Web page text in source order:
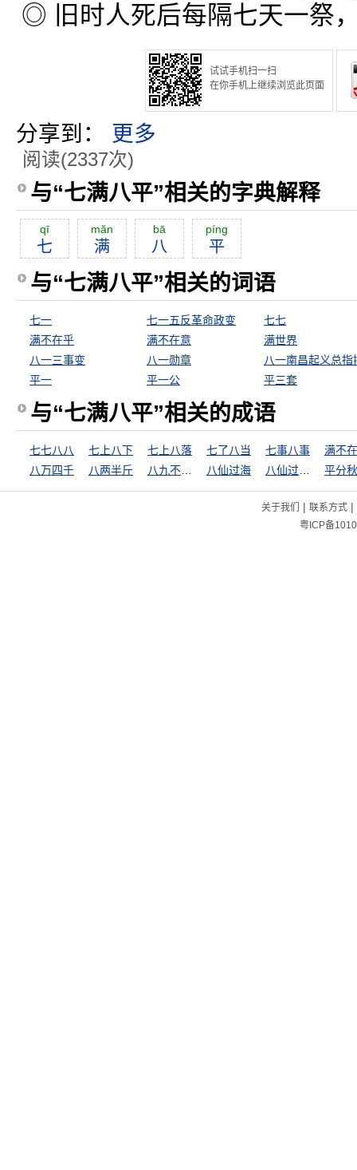
◎ 旧时人死后每隔七天一祭
试试手机扫一扫
在你手机上继续浏览此页面
分享到： 更多
阅读(2337次)
与“七满八平”相关的字典解释
qī
七
măn
满
bā
八
píng
平
与“七满八平”相关的词语
七一 七一五反革命政变
七七
满不在乎
满不在意
满世界
八一三事变
八一勋章
平一
平一公 平三套
与“七满八平”相关的成语
七七八八 七上八下 七上八落 七了八当 七事八事
满不
八万四千
八两半斤 八仙过海 平分
关于我们 | 联系方式|
粤ICP备